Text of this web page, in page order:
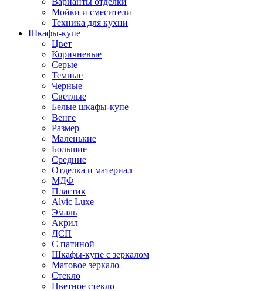
Мойки и смесители
Техника для кухни
Шкафы-купе
Цвет
Коричневые
Серые
Темные
Черные
Светлые
Белые шкафы-купе
Венге
Размер
Маленькие
Большие
Средние
Отделка и материал
МДФ
Пластик
Alvic Luxe
Эмаль
Акрил
ДСП
С патиной
Шкафы-купе с зеркалом
Матовое зеркало
Стекло
Цветное стекло